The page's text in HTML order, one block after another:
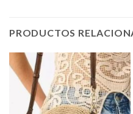
PRODUCTOS